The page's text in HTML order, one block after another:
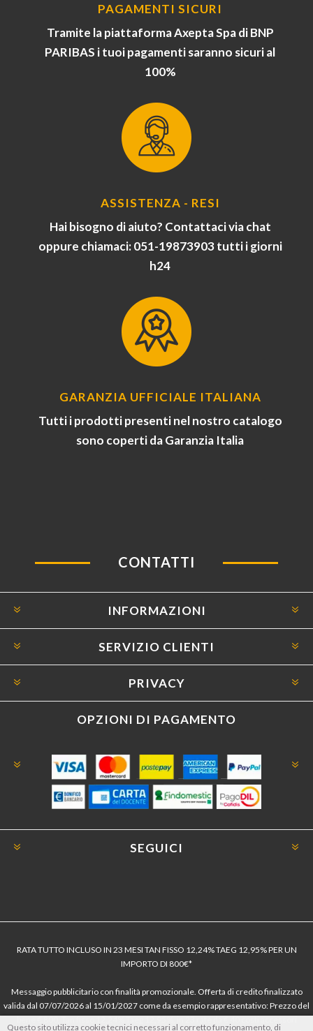
PAGAMENTI SICURI
Tramite la piattaforma Axepta Spa di BNP
PARIBAS i tuoi pagamenti saranno sicuri al
100%
ASSISTENZA - RESI
Hai bisogno di aiuto? Contattaci via chat
oppure chiamaci: 051-19873903 tutti i giorni
h24
GARANZIA UFFICIALE ITALIANA
Tutti i prodotti presenti nel nostro catalogo
sono coperti da Garanzia Italia
CONTATTI
INFORMAZIONI
SERVIZIO CLIENTI
PRIVACY
OPZIONI DI PAGAMENTO
SEGUICI
RATA TUTTO INCLUSO IN 23 MESI TAN FISSO 12,24% TAEG 12,95% PER UN
IMPORTO DI 800€*
Messaggio pubblicitario con finalità promozionale. Offerta di credito finalizzato
valida dal 07/07/2026 al 15/01/2027 come da esempio rappresentativo: Prezzo del
bene € 800, Tan fisso 12,24% Taeg 12,95%, in 23 rate da € 40 costi accessori
Questo sito utilizza cookie tecnici necessari al corretto funzionamento, di